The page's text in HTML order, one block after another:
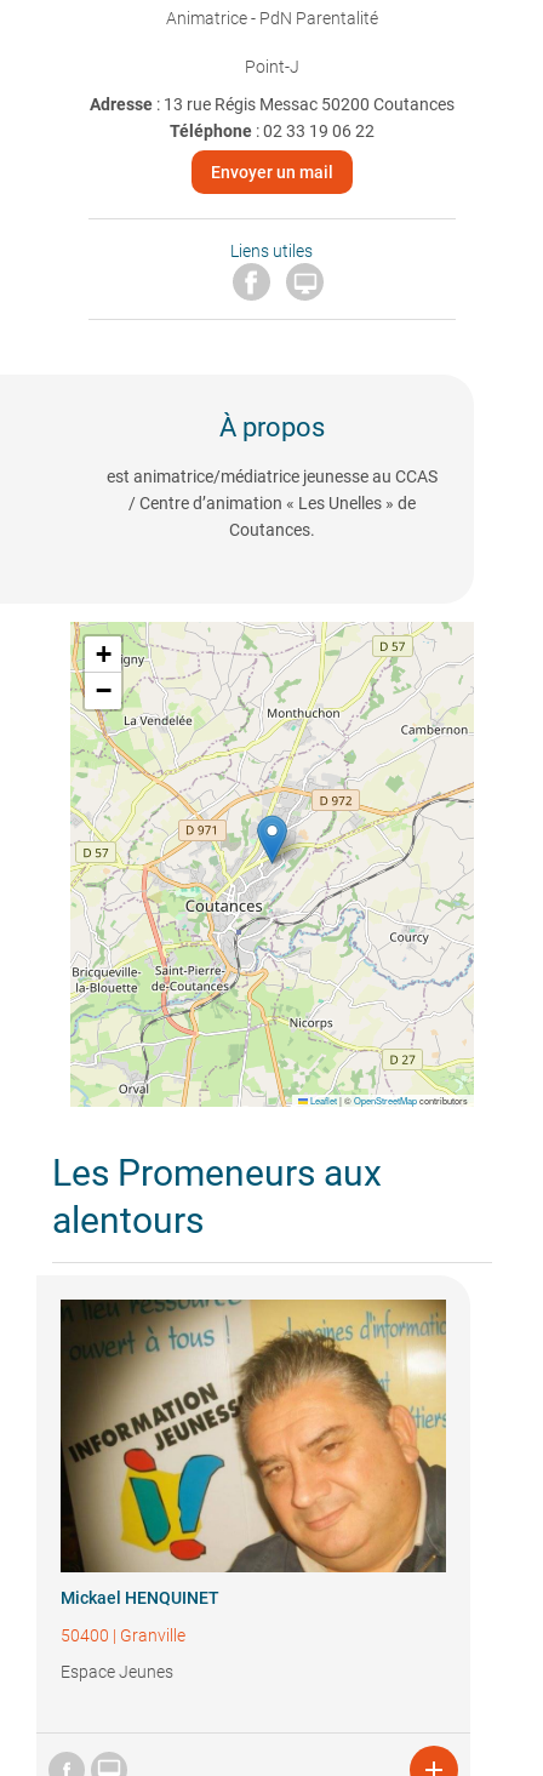
Animatrice - PdN Parentalité
Point-J
Adresse : 13 rue Régis Messac 50200 Coutances
Téléphone:02 33 19 06 22
Envoyer un mail
Liens utiles

À propos
est animatrice/médiatrice jeunesse au CCAS
/ Centre d’animation « Les Unelles » de
Coutances.
+
−
Leaflet |©OpenStreetMapcontributors
Les Promeneurs aux
alentours
Mickael HENQUINET
50400 | Granville
Espace Jeunes
